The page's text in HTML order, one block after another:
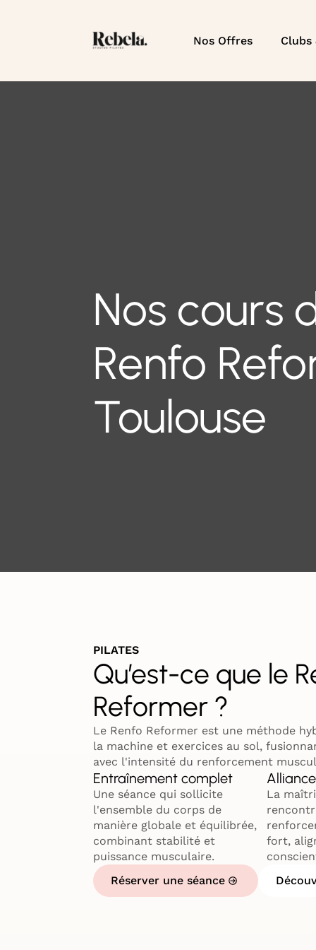
Nos Offres Clubs
Nos cours
Renfo
Toulouse
PILATES
Qu’est-ce que le
Reformer ?
Le Renfo Reformer est une méthode
la machine et exercices au sol,
avec l'intensité du renforcement
Entraînement complet
Une séance qui sollicite
l'ensemble du corps de
manière globale et équilibrée,
combinant stabilité et
puissance musculaire.
La
fort,
Réserver une séance